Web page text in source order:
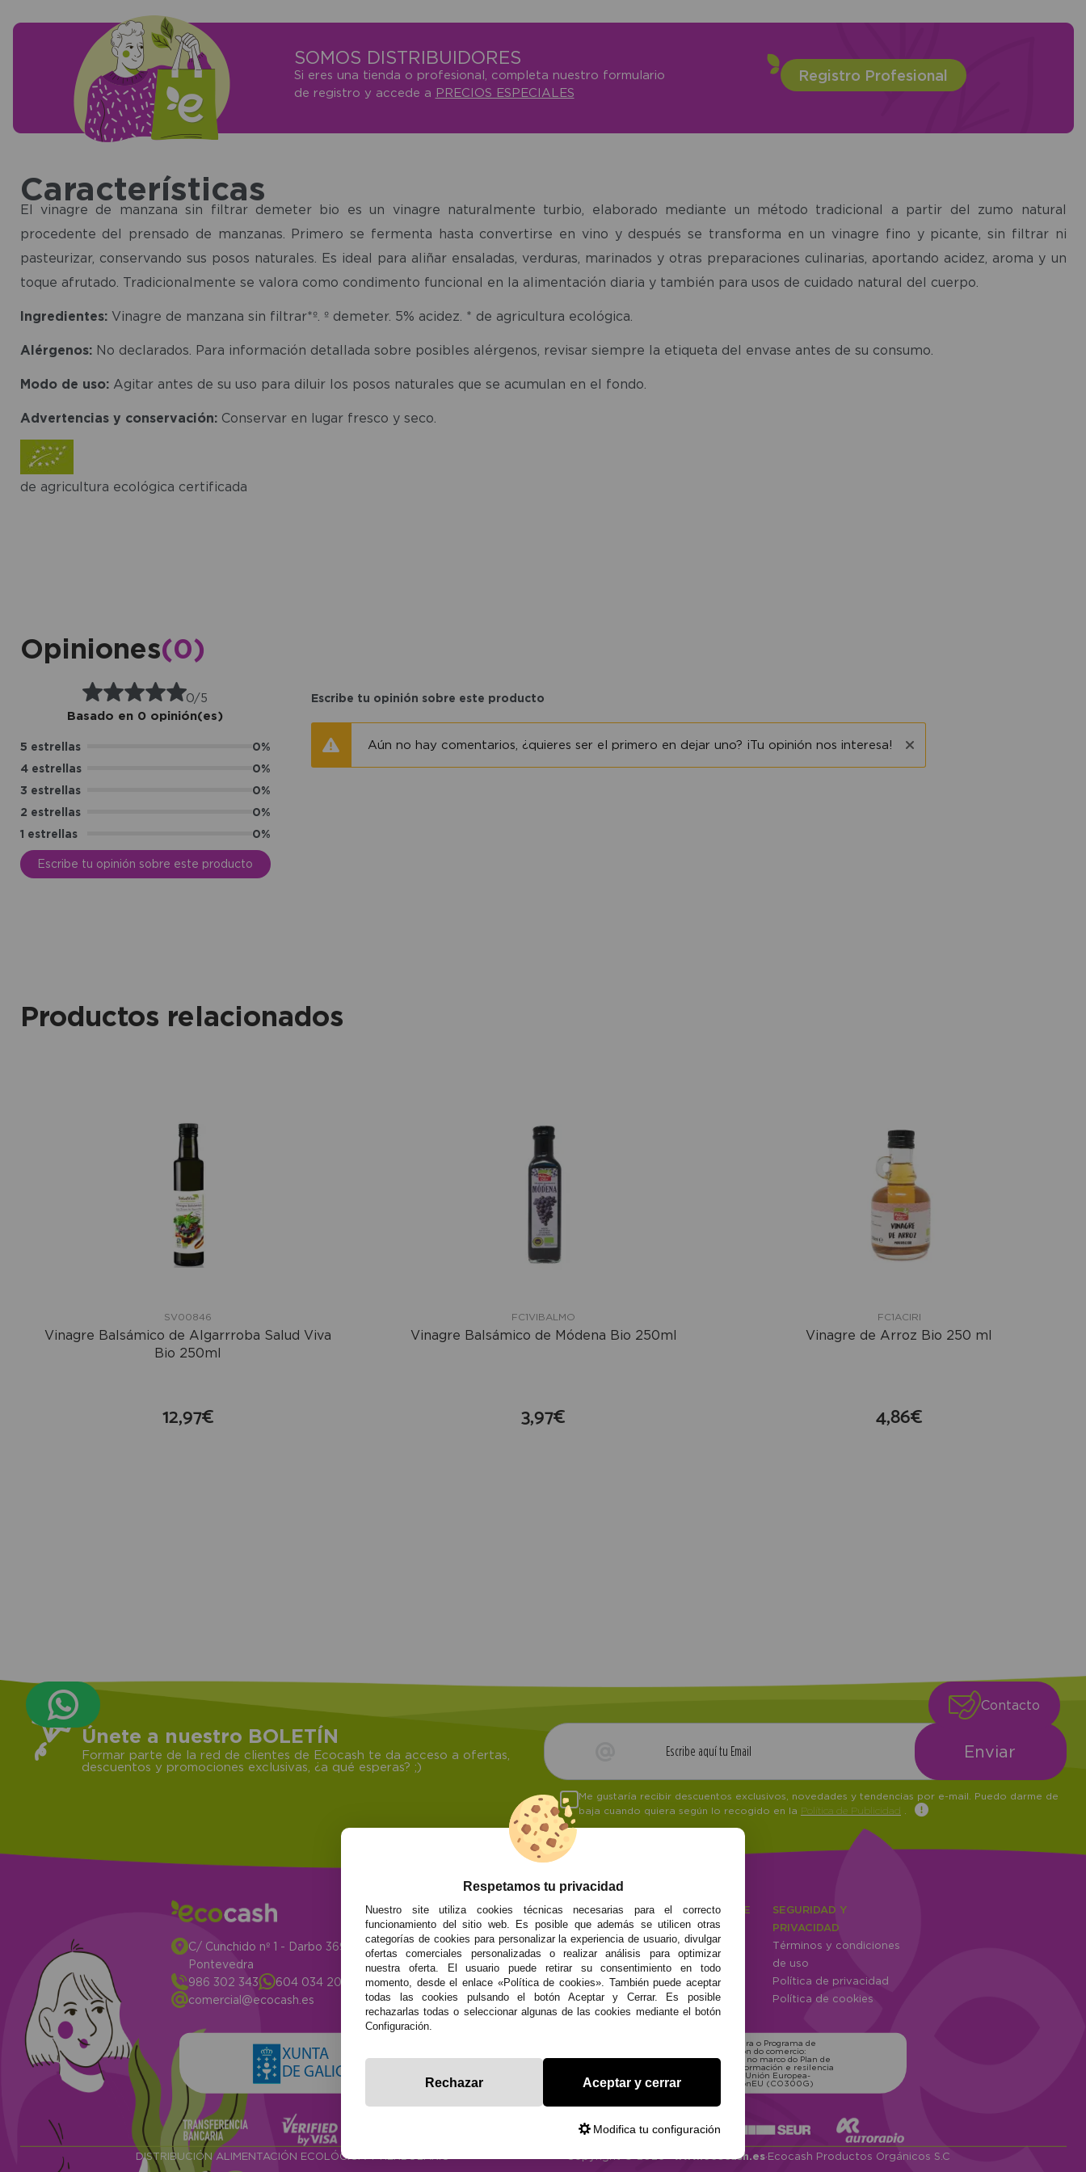
SOMOS DISTRIBUIDORES
Si eres una tienda o profesional, completa nuestro formulario
de registro y accede a PRECIOS ESPECIALES
Registro Profesional
Características
El vinagre de manzana sin filtrar demeter bio es un vinagre naturalmente turbio, elaborado mediante un método tradicional a partir del zumo natural
procedente del prensado de manzanas. Primero se fermenta hasta convertirse en vino y después se transforma en un vinagre fino y picante, sin filtrar ni
pasteurizar, conservando sus posos naturales. Es ideal para aliñar ensaladas, verduras, marinados y otras preparaciones culinarias, aportando acidez, aroma y un
toque afrutado. Tradicionalmente se valora como condimento funcional en la alimentación diaria y también para usos de cuidado natural del cuerpo.
Ingredientes:Vinagre de manzana sin filtrar*º. º demeter. 5% acidez. * de agricultura ecológica.
Alérgenos:No declarados. Para información detallada sobre posibles alérgenos, revisar siempre la etiqueta del envase antes de su consumo.
Modo de uso:Agitar antes de su uso para diluir los posos naturales que se acumulan en el fondo.
Advertencias y conservación:Conservar en lugar fresco y seco.
de agricultura ecológica certificada
Opiniones(0)
0/5
Basado en 0 opinión(es)
5 estrellas
0%
4 estrellas
0%
3 estrellas
0%
2 estrellas
0%
1 estrellas
0%
Escribe tu opinión sobre este producto
Escribe tu opinión sobre este producto
Aún no hay comentarios, ¿quieres ser el primero en dejar uno? ¡Tu opinión nos interesa!
Productos relacionados
SV00846
Vinagre Balsámico de Algarrroba Salud Viva
Bio 250ml
12,97€
FC1VIBALMO
Vinagre Balsámico de Módena Bio 250ml
3,97€
FC1ACIRI
Vinagre de Arroz Bio 250 ml
4,86€
Únete a nuestro BOLETÍN
Formar parte de la red de clientes de Ecocash te da acceso a ofertas,
descuentos y promociones exclusivas, ¿a qué esperas? ;)
Me gustaría recibir descuentos exclusivos, novedades y tendencias por e-mail. Puedo darme de
baja cuando quiera según lo recogido en la Política de Publicidad
C/ Cunchido nº 1 - Darbo 36940 Cangas
Pontevedra
986 302 343
604 034 204
comercial@ecocash.es
NOSOTROS
Quiénes somos
Info
ATENCIÓN AL CLIENTE
Envíos y devoluciones
Formas de pago
Preguntas Frecuentes
Contacto
SEGURIDAD Y
PRIVACIDAD
Términos y condiciones
de uso
Política de privacidad
Política de cookies
XUNTA
DE GALICIA
Unión Europea
Subvencións para o Programa de
modernización do comercio:
Fondo Tecnolóxico, no marco do Plan de
recuperación, transformación e resilencia
finaciado pola Unión Europea-
NextGenerationEU (CO300G)
DISTRIBUCIÓN ALIMENTACIÓN ECOLÓGICA www.ecocash.es·Ecocash Productos Orgánicos S.C
Contacto
Respetamos tu privacidad
Nuestro site utiliza cookies técnicas necesarias para el correcto
funcionamiento del sitio web. Es posible que además se utilicen otras
categorías de cookies para personalizar la experiencia de usuario, divulgar
ofertas comerciales personalizadas o realizar análisis para optimizar
nuestra oferta. El usuario puede retirar su consentimiento en todo
momento, desde el enlace «Política de cookies». También puede aceptar
todas las cookies pulsando el botón Aceptar y Cerrar. Es posible
rechazarlas todas o seleccionar algunas de las cookies mediante el botón
Configuración.
Rechazar Aceptar y cerrar
Modifica tu configuración